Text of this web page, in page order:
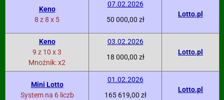
Keno
8 z 8 x 5
07.02.2026
50 000,00 zł
Lotto.pl
Keno
9 z 10 x 3
Mnożnik: x2
03.02.2026
18 000,00 zł
Lotto.pl
Mini Lotto
System na 6 liczb
01.02.2026
165 619,00 zł
Lotto.pl